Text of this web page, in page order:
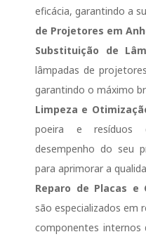
eficácia, garantindo a
de Projetores em
Substituição de
lâmpadas de
garantindo o máximo
Limpeza e
poeira e resíduos
desempenho do seu
para aprimorar a
Reparo de Placas e
são especializados em
componentes internos